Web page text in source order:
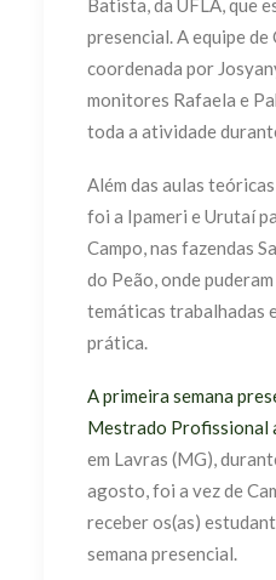
Batista, da UFLA, que
presencial. A equipe
coordenada por
monitores Rafaela e
toda a atividade
Além das aulas
foi a Ipameri e Urutaí
Campo, nas fazendas
do Peão, onde
temáticas trabalhadas
prática.
A primeira semana
Mestrado Profissional
em Lavras (MG),
agosto, foi a vez de
receber os(as)
semana presencial.